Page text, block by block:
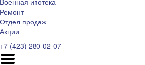
Военная ипотека
Ремонт
Отдел продаж
Акции
+7 (423) 280-02-07